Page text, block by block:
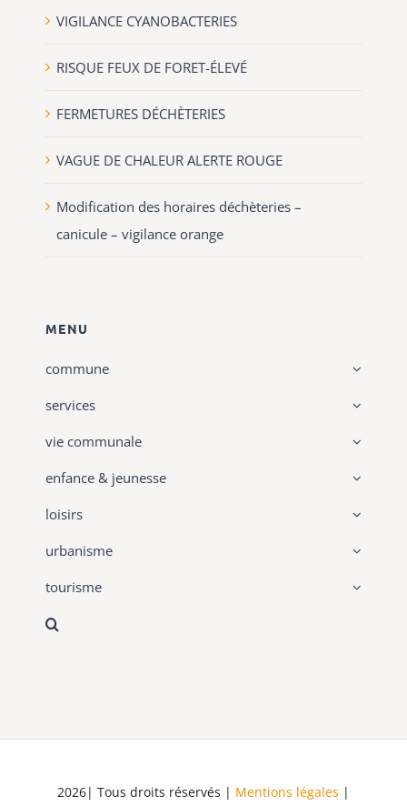
VIGILANCE CYANOBACTERIES
RISQUE FEUX DE FORET-ÉLEVÉ
FERMETURES DÉCHÈTERIES
VAGUE DE CHALEUR ALERTE ROUGE
Modification des horaires déchèteries –
canicule – vigilance orange
MENU
commune
services
vie communale
enfance & jeunesse
loisirs
urbanisme
tourisme
2026| Tous droits réservés | Mentions légales |